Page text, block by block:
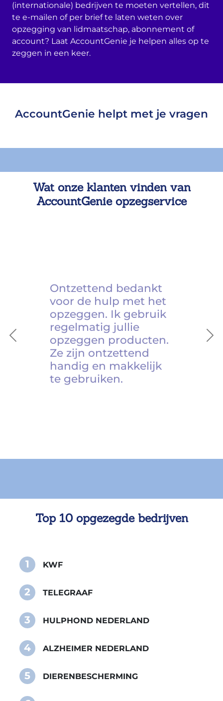
(internationale) bedrijven te moeten vertellen, dit
te e-mailen of per brief te laten weten over
opzegging van lidmaatschap, abonnement of
account? Laat AccountGenie je helpen alles op te
zeggen in een keer.
AccountGenie helpt met je vragen
Wat onze klanten vinden van
AccountGenie opzegservice
Previous
Ontzettend bedankt
voor de hulp met het
opzeggen. Ik gebruik
regelmatig jullie
opzeggen producten.
Ze zijn ontzettend
handig en makkelijk
te gebruiken.
Top 10 opgezegde bedrijven
1 KWF
2 TELEGRAAF
3 HULPHOND NEDERLAND
4 ALZHEIMER NEDERLAND
5 DIERENBESCHERMING